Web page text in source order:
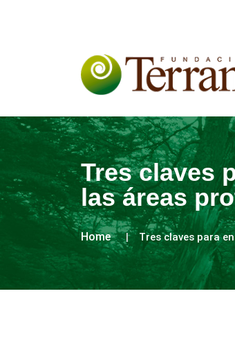
Tres claves
las áreas
Home Tres claves para